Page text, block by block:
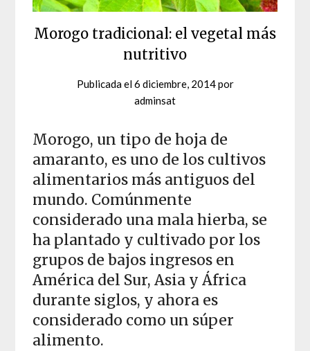
Morogo tradicional: el vegetal más
nutritivo
Publicada el6 diciembre, 2014por
adminsat
Morogo, un tipo de hoja de
amaranto, es uno de los cultivos
alimentarios más antiguos del
mundo. Comúnmente
considerado una mala hierba, se
ha plantado y cultivado por los
grupos de bajos ingresos en
América del Sur, Asia y África
durante siglos, y ahora es
considerado como un súper
alimento.